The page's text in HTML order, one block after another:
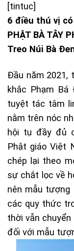
[tintuc]
6 điều thú vị
PHẬT BÀ TÂY
Treo Núi Bà
Đầu năm 2021,
khắc Phạm
tuyệt tác tâm
nằm trên nóc
hội tụ đầy đủ
Phật giáo Việt
chép lại theo
sự chắt lọc về
nên mẫu tượng
các quy thức
thời vẫn
đối với mẫu